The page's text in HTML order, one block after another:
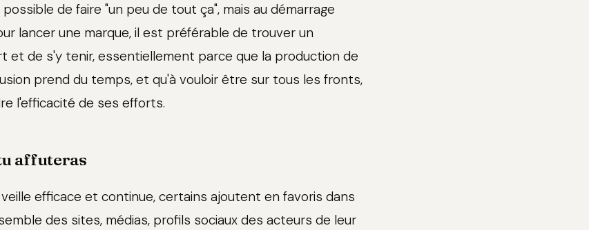
de faire "un peu de tout ça", mais au démarrage
lancer une marque, il est préférable de trouver un
et de s'y tenir, essentiellement parce que la production de
prend du temps, et qu'à vouloir être sur tous les fronts,
l'efficacité de ses efforts.
affuteras
efficace et continue, certains ajoutent en favoris dans
des sites, médias, profils sociaux des acteurs de leur